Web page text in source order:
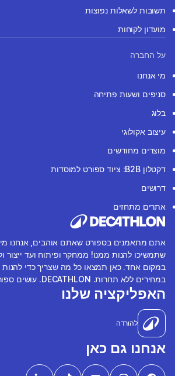
תשובות לשאלות נפוצות
מועדון לקוחות
על החברה
מי אנחנו
סניפים ושעות פתיחה
בלוג
עיצוב אקולוגי
מוצרים מחודשים
דקטלון B2B: ציוד ספורט למוסדות
דרושים
אתרים מתחזים
אתם מתאמנים בספורט שאתם אוהבים, אנחנו
שתמשיכו להנות ממנו! ממחקר ופיתוח ועד ייצור
במקום אחד. כאן תמצאו כל מה שצריך כדי להנות
במחירים ללא תחרות. DECATHLON. עושים ספורט יחד!
האפליקציה שלנו
להורדה
אנחנו גם כאן